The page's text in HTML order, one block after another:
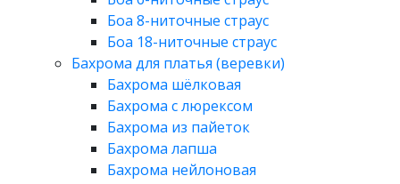
Боа 8-ниточные страус
Боа 18-ниточные страус
Бахрома для платья (веревки)
Бахрома шёлковая
Бахрома с люрексом
Бахрома из пайеток
Бахрома лапша
Бахрома нейлоновая